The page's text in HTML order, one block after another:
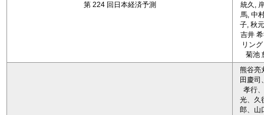
第 224 回日本経済予測
統久,
馬, 中
子, 秋
吉井
リン
菊池
熊谷亮
田慶司
孝行
光、久
郎、山